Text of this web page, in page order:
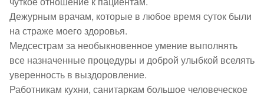
Дежурным врачам, которые в любое время суток были
на страже моего здоровья.
Медсестрам за необыкновенное умение выполнять
все назначенные процедуры и доброй улыбкой вселять
уверенность в выздоровление.
Работникам кухни, санитаркам большое человеческое